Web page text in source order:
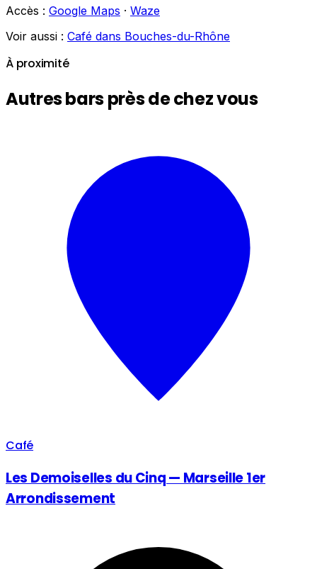
Accès : Google Maps · Waze
Voir aussi : Café dans Bouches-du-Rhône
À proximité
Autres bars près de chez vous
Café
Les Demoiselles du Cinq — Marseille 1er
Arrondissement